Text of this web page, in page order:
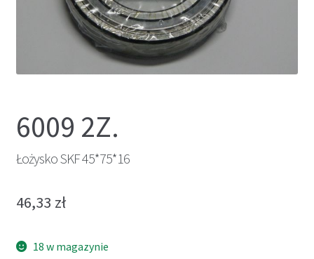
6009 2Z.
Łożysko SKF 45*75*16
46,33 zł
18 w magazynie